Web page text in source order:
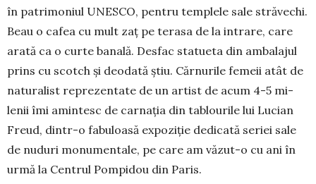
în pa­trimoniul UNESCO, pen­tru templele sale stră­vechi.
Beau o cafea cu mult zaț pe terasa de la in­trare, care
arată ca o curte banală. Desfac sta­tueta din ambalajul
prins cu scotch și deodată știu. Cărnurile femeii atât de
naturalist reprezentate de un artist de acum 4-5 mi­
lenii îmi amintesc de car­nația din tablourile lui Lucian
Freud, dintr-o fabu­loasă expoziție dedi­ca­tă seriei sale
de nuduri monumentale, pe care am văzut-o cu ani în
urmă la Centrul Pompidou din Paris.